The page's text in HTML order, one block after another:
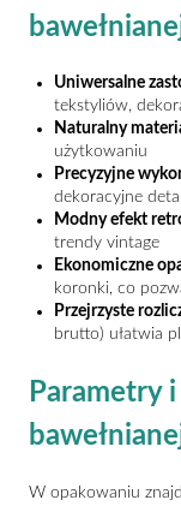
Uniwersalne
tekstyliów,
Naturalny
użytkowaniu
Precyzyjne
dekoracyjne
Modny efekt
trendy vintage
Ekonomiczne
koronki, co
Przejrzyste
brutto) ułatwia
Parametry
W opakowaniu